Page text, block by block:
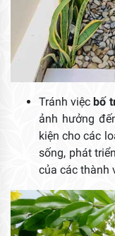
Tránh việcbố
ảnh hưởng
kiện cho các
sống, phát
của các thành